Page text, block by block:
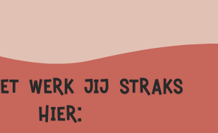
werk jij straks
hier: